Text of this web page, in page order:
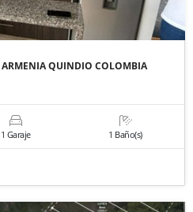
QUINDIO COLOMBIA
1 Garaje 1 Baño(s)